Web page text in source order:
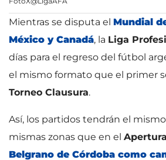
Mientras se disputa el Mundial
México y Canadá, la Liga
días para el regreso del fútbol
el mismo formato que el primer
Torneo Clausura.
Así, los partidos tendrán el
mismas zonas que en el Apertura
Belgrano de Córdoba como